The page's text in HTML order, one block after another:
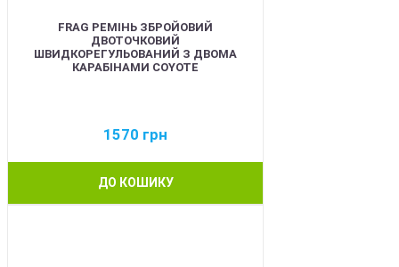
FRAG РЕМІНЬ ЗБРОЙОВИЙ
ДВОТОЧКОВИЙ
ШВИДКОРЕГУЛЬОВАНИЙ З ДВОМА
КАРАБІНАМИ COYOTE
1570 грн
ДО КОШИКУ